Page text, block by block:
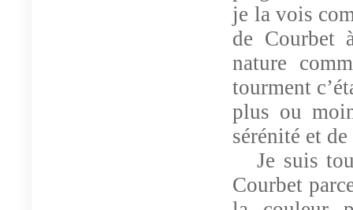
je la vois
de Courbet
nature
tourment
plus ou
sérénité et
Je suis
Courbet